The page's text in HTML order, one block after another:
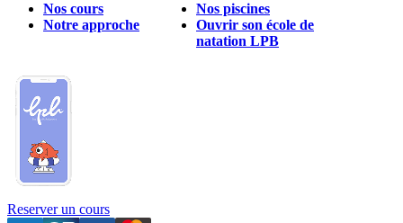
Nos cours
Nos piscines
Notre approche
Ouvrir son école de
natation LPB
Reserver un cours